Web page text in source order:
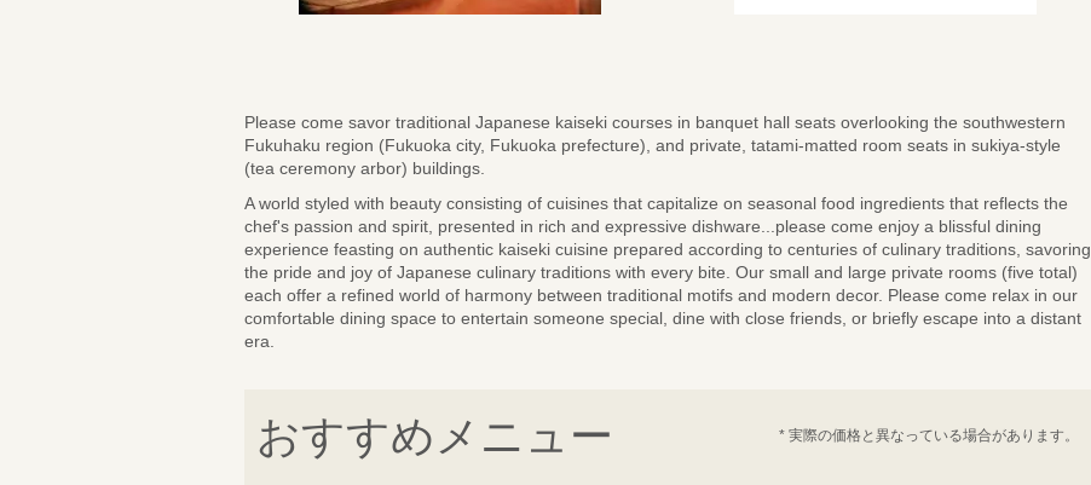
Please come savor traditional Japanese kaiseki courses in banquet hall seats overlooking the southwestern
Fukuhaku region (Fukuoka city, Fukuoka prefecture), and private, tatami-matted room seats in sukiya-style
(tea ceremony arbor) buildings.
A world styled with beauty consisting of cuisines that capitalize on seasonal food ingredients that reflects the
chef's passion and spirit, presented in rich and expressive dishware...please come enjoy a blissful dining
experience feasting on authentic kaiseki cuisine prepared according to centuries of culinary traditions, savoring
the pride and joy of Japanese culinary traditions with every bite. Our small and large private rooms (five total)
each offer a refined world of harmony between traditional motifs and modern decor. Please come relax in our
comfortable dining space to entertain someone special, dine with close friends, or briefly escape into a distant
era.
おすすめメニュー * 実際の価格と異なっている場合があります。